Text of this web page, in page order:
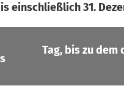
einschließlich 31.
Tag, bis zu dem